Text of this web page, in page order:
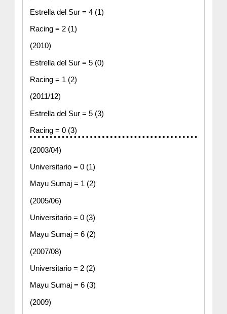
Estrella del Sur = 4 (1)
Racing = 2 (1)
(2010)
Estrella del Sur = 5 (0)
Racing = 1 (2)
(2011/12)
Estrella del Sur = 5 (3)
Racing = 0 (3)
(2003/04)
Universitario = 0 (1)
Mayu Sumaj = 1 (2)
(2005/06)
Universitario = 0 (3)
Mayu Sumaj = 6 (2)
(2007/08)
Universitario = 2 (2)
Mayu Sumaj = 6 (3)
(2009)